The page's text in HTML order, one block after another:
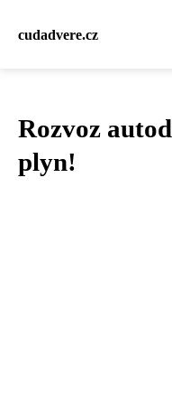
cudadvere.cz
Rozvoz
plyn!